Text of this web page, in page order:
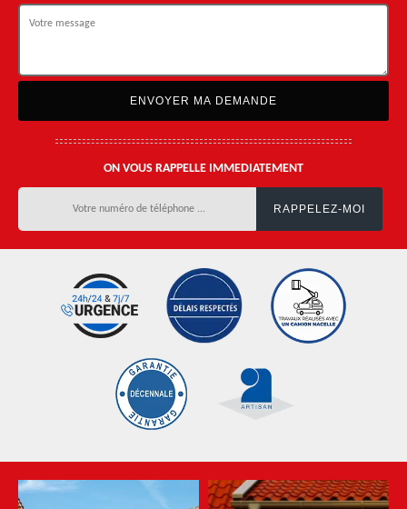
ON VOUS RAPPELLE IMMEDIATEMENT